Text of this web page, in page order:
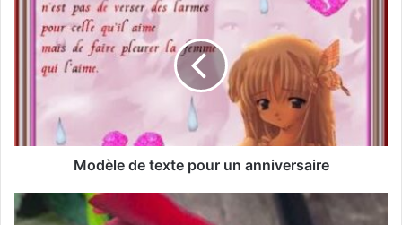
Modèle de texte pour un anniversaire